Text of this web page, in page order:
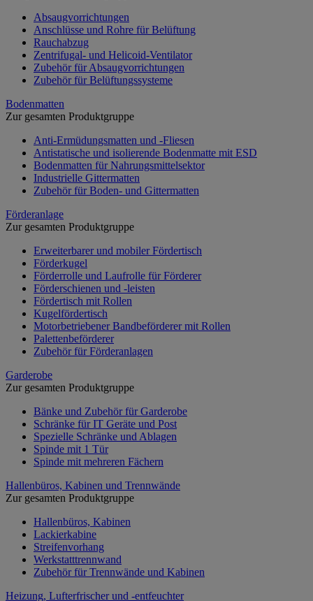
Absaugvorrichtungen
Anschlüsse und Rohre für Belüftung
Rauchabzug
Zentrifugal- und Helicoid-Ventilator
Zubehör für Absaugvorrichtungen
Zubehör für Belüftungssysteme
Bodenmatten
Zur gesamten Produktgruppe
Anti-Ermüdungsmatten und -Fliesen
Antistatische und isolierende Bodenmatte mit ESD
Bodenmatten für Nahrungsmittelsektor
Industrielle Gittermatten
Zubehör für Boden- und Gittermatten
Förderanlage
Zur gesamten Produktgruppe
Erweiterbarer und mobiler Fördertisch
Förderkugel
Förderrolle und Laufrolle für Förderer
Förderschienen und -leisten
Fördertisch mit Rollen
Kugelfördertisch
Motorbetriebener Bandbeförderer mit Rollen
Palettenbeförderer
Zubehör für Förderanlagen
Garderobe
Zur gesamten Produktgruppe
Bänke und Zubehör für Garderobe
Schränke für IT Geräte und Post
Spezielle Schränke und Ablagen
Spinde mit 1 Tür
Spinde mit mehreren Fächern
Hallenbüros, Kabinen und Trennwände
Zur gesamten Produktgruppe
Hallenbüros, Kabinen
Lackierkabine
Streifenvorhang
Werkstatttrennwand
Zubehör für Trennwände und Kabinen
Heizung, Lufterfrischer und -entfeuchter